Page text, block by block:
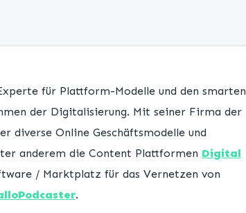
für Plattform-Modelle und den smarten
der Digitalisierung. Mit seiner Firma der
diverse Online Geschäftsmodelle und
anderem die Content Plattformen Digital
/ Marktplatz für das Vernetzen von
.